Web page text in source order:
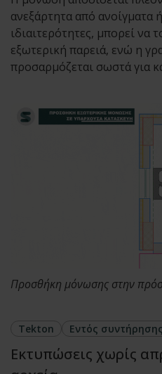
ανεξάρτητα από ανοίγματα
ιδιαιτερότητες, μπορεί να
εξωτερική παρειά, ενώ η
προσαρμόζεται σωστά για
Προσθήκη μόνωσης στην
Tekton Εντός συντήρησης
Εκτυπώσεις χωρίς